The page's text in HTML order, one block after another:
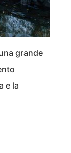
grande
e la